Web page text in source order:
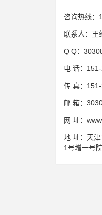
咨询热线：
联系人： 王
Q Q：
电 话：
传 真：
邮 箱：
网 址：
地 址： 天
1号增一号